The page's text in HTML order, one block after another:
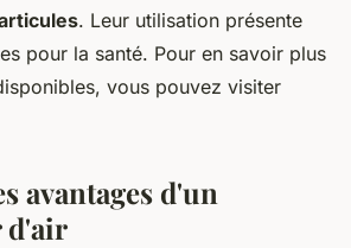
. Leur utilisation présente
pour la santé. Pour en savoir plus
vous pouvez visiter
avantages d'un
d'air